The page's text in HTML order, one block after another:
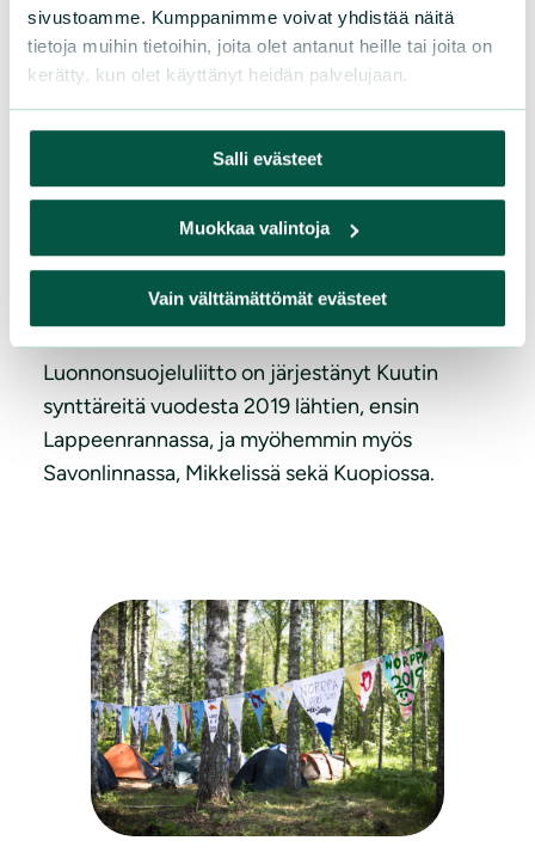
sivustoamme. Kumppanimme voivat yhdistää näitä
tietoja muihin tietoihin, joita olet antanut heille tai joita on
kerätty, kun olet käyttänyt heidän palvelujaan.
Salli evästeet
Muokkaa valintoja
Vain välttämättömät evästeet
koko perheelle.
Syntyviä kuutteja juhlistetaan muun muassa
askartelemalla onnittelukortteja, pelaamalla ja
leikkimällä norppaleikkejä sekä jumppaamalla
norpan tyyliin. Tapahtumassa on voinut
tutustua myös norppaturvallisen Saimaa-
katiskan rakentamiseen. Paikalla on tietenkin
Luonnonsuojeluliitto on järjestänyt Kuutin
synttäreitä vuodesta 2019 lähtien, ensin
Lappeenrannassa, ja myöhemmin myös
Savonlinnassa, Mikkelissä sekä Kuopiossa.